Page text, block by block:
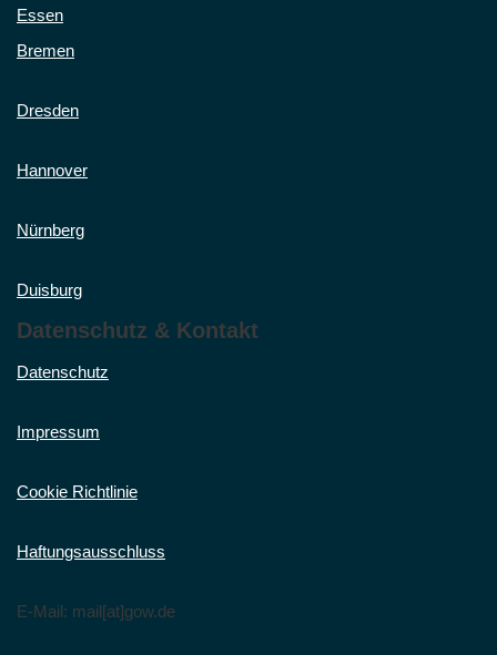
Essen
Bremen
Dresden
Hannover
Nürnberg
Duisburg
Datenschutz & Kontakt
Datenschutz
Impressum
Cookie Richtlinie
Haftungsausschluss
E-Mail: mail[at]gow.de